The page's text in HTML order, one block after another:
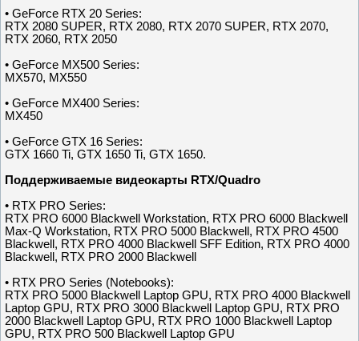
• GeForce RTX 20 Series:
RTX 2080 SUPER, RTX 2080, RTX 2070 SUPER, RTX 2070,
RTX 2060, RTX 2050
• GeForce MX500 Series:
MX570, MX550
• GeForce MX400 Series:
MX450
• GeForce GTX 16 Series:
GTX 1660 Ti, GTX 1650 Ti, GTX 1650.
Поддерживаемые видеокарты RTX/Quadro
• RTX PRO Series:
RTX PRO 6000 Blackwell Workstation, RTX PRO 6000 Blackwell
Max-Q Workstation, RTX PRO 5000 Blackwell, RTX PRO 4500
Blackwell, RTX PRO 4000 Blackwell SFF Edition, RTX PRO 4000
Blackwell, RTX PRO 2000 Blackwell
• RTX PRO Series (Notebooks):
RTX PRO 5000 Blackwell Laptop GPU, RTX PRO 4000 Blackwell
Laptop GPU, RTX PRO 3000 Blackwell Laptop GPU, RTX PRO
2000 Blackwell Laptop GPU, RTX PRO 1000 Blackwell Laptop
GPU, RTX PRO 500 Blackwell Laptop GPU